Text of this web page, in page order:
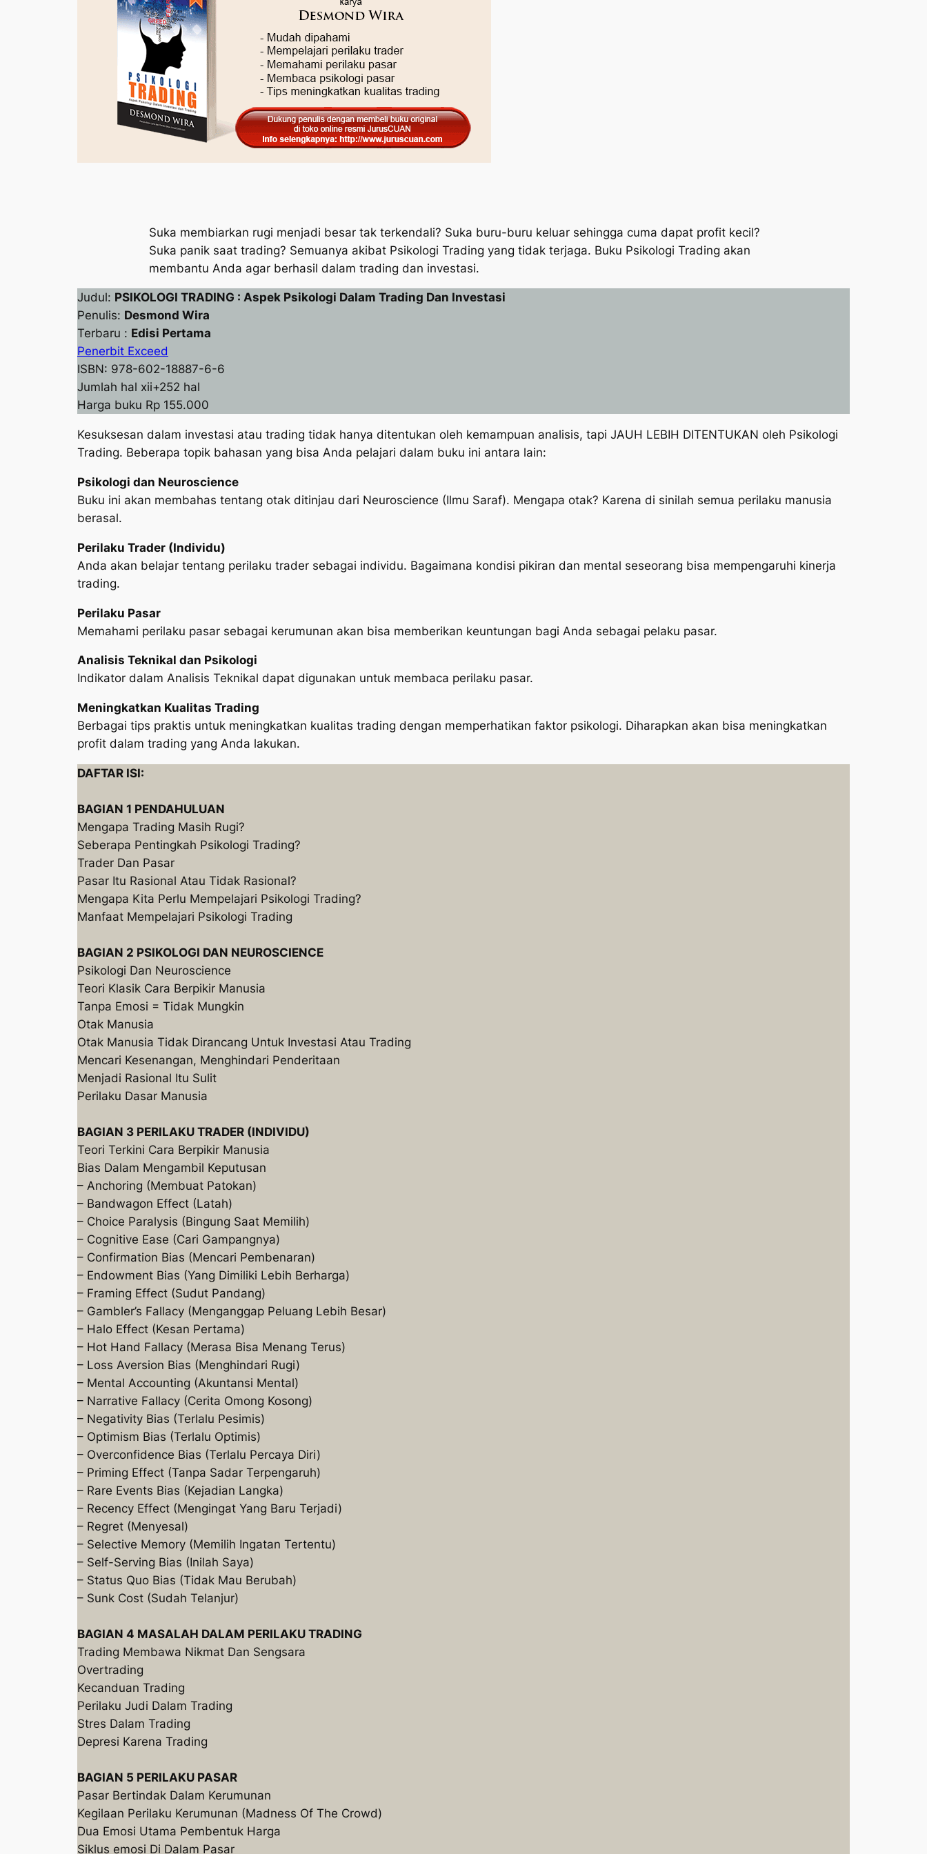
Suka membiarkan rugi menjadi besar tak terkendali? Suka buru-buru keluar sehingga cuma dapat profit kecil?
Suka panik saat trading? Semuanya akibat Psikologi Trading yang tidak terjaga. Buku Psikologi Trading akan
membantu Anda agar berhasil dalam trading dan investasi.
Judul: PSIKOLOGI TRADING : Aspek Psikologi Dalam Trading Dan Investasi
Penulis: Desmond Wira
Terbaru : Edisi Pertama
Penerbit Exceed
ISBN: 978-602-18887-6-6
Jumlah hal xii+252 hal
Harga buku Rp 155.000
Kesuksesan dalam investasi atau trading tidak hanya ditentukan oleh kemampuan analisis, tapi JAUH LEBIH DITENTUKAN oleh Psikologi
Trading. Beberapa topik bahasan yang bisa Anda pelajari dalam buku ini antara lain:
Psikologi dan Neuroscience
Buku ini akan membahas tentang otak ditinjau dari Neuroscience (Ilmu Saraf). Mengapa otak? Karena di sinilah semua perilaku manusia
berasal.
Perilaku Trader (Individu)
Anda akan belajar tentang perilaku trader sebagai individu. Bagaimana kondisi pikiran dan mental seseorang bisa mempengaruhi kinerja
trading.
Perilaku Pasar
Memahami perilaku pasar sebagai kerumunan akan bisa memberikan keuntungan bagi Anda sebagai pelaku pasar.
Analisis Teknikal dan Psikologi
Indikator dalam Analisis Teknikal dapat digunakan untuk membaca perilaku pasar.
Meningkatkan Kualitas Trading
Berbagai tips praktis untuk meningkatkan kualitas trading dengan memperhatikan faktor psikologi. Diharapkan akan bisa meningkatkan
profit dalam trading yang Anda lakukan.
DAFTAR ISI:
BAGIAN 1 PENDAHULUAN
Mengapa Trading Masih Rugi?
Seberapa Pentingkah Psikologi Trading?
Trader Dan Pasar
Pasar Itu Rasional Atau Tidak Rasional?
Mengapa Kita Perlu Mempelajari Psikologi Trading?
Manfaat Mempelajari Psikologi Trading
BAGIAN 2 PSIKOLOGI DAN NEUROSCIENCE
Psikologi Dan Neuroscience
Teori Klasik Cara Berpikir Manusia
Tanpa Emosi = Tidak Mungkin
Otak Manusia
Otak Manusia Tidak Dirancang Untuk Investasi Atau Trading
Mencari Kesenangan, Menghindari Penderitaan
Menjadi Rasional Itu Sulit
Perilaku Dasar Manusia
BAGIAN 3 PERILAKU TRADER (INDIVIDU)
Teori Terkini Cara Berpikir Manusia
Bias Dalam Mengambil Keputusan
– Anchoring (Membuat Patokan)
– Bandwagon Effect (Latah)
– Choice Paralysis (Bingung Saat Memilih)
– Cognitive Ease (Cari Gampangnya)
– Confirmation Bias (Mencari Pembenaran)
– Endowment Bias (Yang Dimiliki Lebih Berharga)
– Framing Effect (Sudut Pandang)
– Gambler’s Fallacy (Menganggap Peluang Lebih Besar)
– Halo Effect (Kesan Pertama)
– Hot Hand Fallacy (Merasa Bisa Menang Terus)
– Loss Aversion Bias (Menghindari Rugi)
– Mental Accounting (Akuntansi Mental)
– Narrative Fallacy (Cerita Omong Kosong)
– Negativity Bias (Terlalu Pesimis)
– Optimism Bias (Terlalu Optimis)
– Overconfidence Bias (Terlalu Percaya Diri)
– Priming Effect (Tanpa Sadar Terpengaruh)
– Rare Events Bias (Kejadian Langka)
– Recency Effect (Mengingat Yang Baru Terjadi)
– Regret (Menyesal)
– Selective Memory (Memilih Ingatan Tertentu)
– Self-Serving Bias (Inilah Saya)
– Status Quo Bias (Tidak Mau Berubah)
– Sunk Cost (Sudah Telanjur)
BAGIAN 4 MASALAH DALAM PERILAKU TRADING
Trading Membawa Nikmat Dan Sengsara
Overtrading
Kecanduan Trading
Perilaku Judi Dalam Trading
Stres Dalam Trading
Depresi Karena Trading
BAGIAN 5 PERILAKU PASAR
Pasar Bertindak Dalam Kerumunan
Kegilaan Perilaku Kerumunan (Madness Of The Crowd)
Dua Emosi Utama Pembentuk Harga
Siklus emosi Di Dalam Pasar